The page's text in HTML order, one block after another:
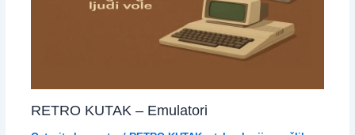
RETRO KUTAK – Emulatori